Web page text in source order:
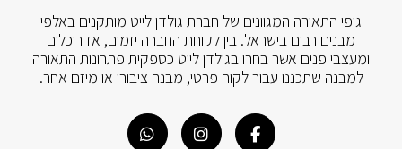
גופי התאורה המגוונים של חברת גולדן לייט מותקנים באלפי
מבנים רבים בישראל. בין לקוחת החברה יזמים, אדריכלים
ומעצבי פנים אשר בחרו בגולדן לייט כספקית פתרונות התאורה
למבנה שתכננו עבור לקוח פרטי, מבנה ציבורי או מיזם אחר.